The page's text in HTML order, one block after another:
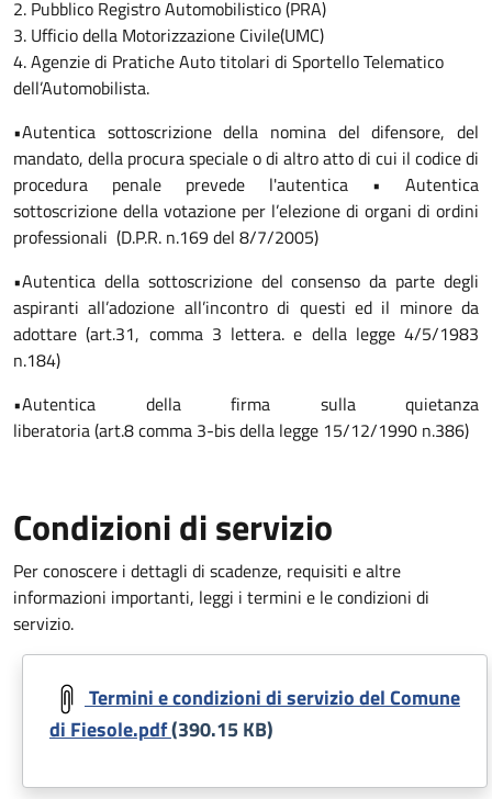
2. Pubblico Registro Automobilistico (PRA)
3. Ufficio della Motorizzazione Civile(UMC)
4. Agenzie di Pratiche Auto titolari di Sportello Telematico
dell’Automobilista.
•Autentica sottoscrizione della nomina del difensore, del
mandato, della procura speciale o di altro atto di cui il codice di
procedura penale prevede l'autentica • Autentica
sottoscrizione della votazione per l’elezione di organi di ordini
professionali (D.P.R. n.169 del 8/7/2005)
•Autentica della sottoscrizione del consenso da parte degli
aspiranti all’adozione all’incontro di questi ed il minore da
adottare (art.31, comma 3 lettera. e della legge 4/5/1983
n.184)
•Autentica della firma sulla quietanza
liberatoria (art.8 comma 3-bis della legge 15/12/1990 n.386)
Condizioni di servizio
Per conoscere i dettagli di scadenze, requisiti e altre
informazioni importanti, leggi i termini e le condizioni di
servizio.
Document
Termini e condizioni di servizio del Comune
di Fiesole.pdf(390.15 KB)